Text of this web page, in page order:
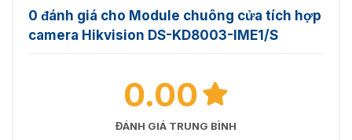
Trạm Trong Nhà Được
Liên Kết
500
0 đánh giá cho Module chuông cửa tích hợp
camera Hikvision DS-KD8003-IME1/S
0.00
ĐÁNH GIÁ TRUNG BÌNH